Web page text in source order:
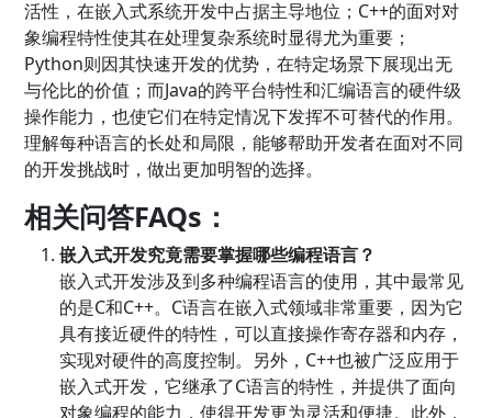
活性，在嵌入式系统开发中占据主导地位；C++的面对对
象编程特性使其在处理复杂系统时显得尤为重要；
Python则因其快速开发的优势，在特定场景下展现出无
与伦比的价值；而Java的跨平台特性和汇编语言的硬件级
操作能力，也使它们在特定情况下发挥不可替代的作用。
理解每种语言的长处和局限，能够帮助开发者在面对不同
的开发挑战时，做出更加明智的选择。
相关问答FAQs：
嵌入式开发究竟需要掌握哪些编程语言？
嵌入式开发涉及到多种编程语言的使用，其中最常见
的是C和C++。C语言在嵌入式领域非常重要，因为它
具有接近硬件的特性，可以直接操作寄存器和内存，
实现对硬件的高度控制。另外，C++也被广泛应用于
嵌入式开发，它继承了C语言的特性，并提供了面向
对象编程的能力，使得开发更为灵活和便捷。此外，